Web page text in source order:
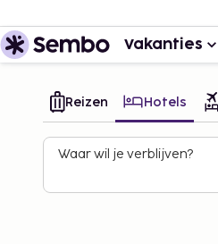
Vakanties
Reizen Hotels
Waar wil je verblijven?